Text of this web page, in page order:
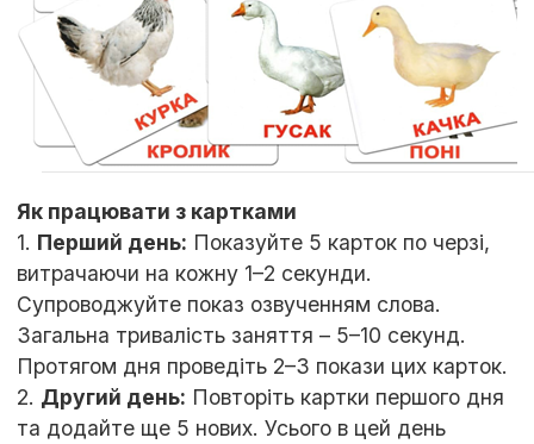
Як працювати з картками
1. Перший день: Показуйте 5 карток по черзі,
витрачаючи на кожну 1–2 секунди.
Супроводжуйте показ озвученням слова.
Загальна тривалість заняття – 5–10 секунд.
Протягом дня проведіть 2–3 покази цих карток.
2. Другий день: Повторіть картки першого дня
та додайте ще 5 нових. Усього в цей день